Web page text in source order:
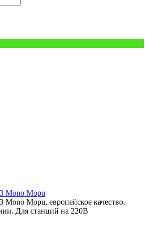
Mono Mopu
Mopu, европейское качество,
Для станций на 220В